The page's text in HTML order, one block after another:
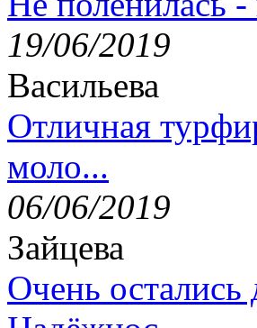
19/06/2019
Васильева
Отличная
моло...
06/06/2019
Зайцева
Очень